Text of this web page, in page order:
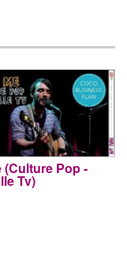
(Culture Pop -
Tv)